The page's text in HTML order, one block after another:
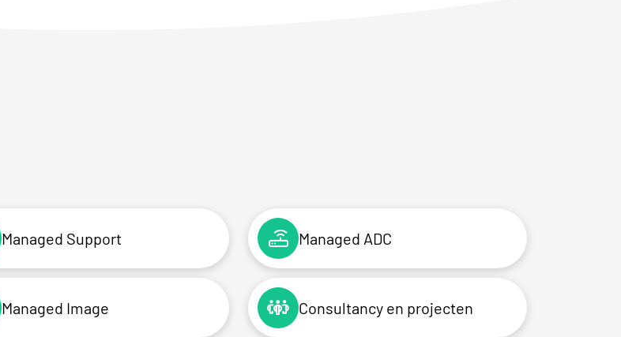
Managed Support Managed ADC
Managed Image Consultancy en projecten